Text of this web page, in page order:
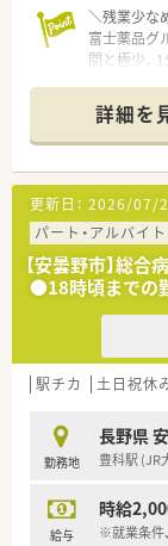
＼残業少な
富士薬品グ
間と極少。
【店舗情報
■最寄りの
も可能で駐
す。
■近隣の総
たる科目の
■整形外科
の調剤スキ
す。
【募集背景
■松本・安
正社員とし
■病院での
薬局長と
ります。
あればこ
す。
詳細を
更新日： 2026/07/
パート・アルバイト
【安曇野市】総
●18時頃までの
駅チカ 土日祝休
勤務地
長野県
豊科駅 (JR
給与
時給
※就業条件